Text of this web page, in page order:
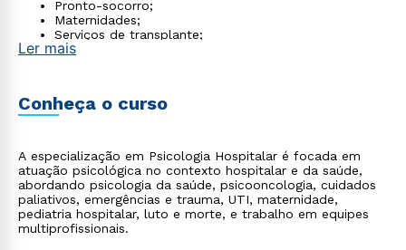
Pronto-socorro;
Maternidades;
Serviços de transplante;
Home care;
Ler mais
Conheça o curso
A especialização em Psicologia Hospitalar é focada em
atuação psicológica no contexto hospitalar e da saúde,
abordando psicologia da saúde, psicooncologia, cuidados
paliativos, emergências e trauma, UTI, maternidade,
pediatria hospitalar, luto e morte, e trabalho em equipes
multiprofissionais.